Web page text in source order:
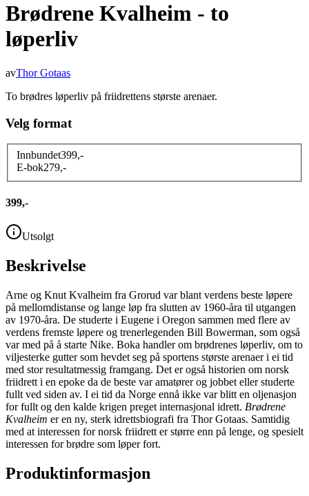
Brødrene Kvalheim - to
løperliv
avThor Gotaas
To brødres løperliv på friidrettens største arenaer.
Velg format
Innbundet399,-
E-bok279,-
399,-
Utsolgt
Beskrivelse
Arne og Knut Kvalheim fra Grorud var blant verdens beste løpere
på mellomdistanse og lange løp fra slutten av 1960-åra til utgangen
av 1970-åra. De studerte i Eugene i Oregon sammen med flere av
verdens fremste løpere og trenerlegenden Bill Bowerman, som også
var med på å starte Nike. Boka handler om brødrenes løperliv, om to
viljesterke gutter som hevdet seg på sportens største arenaer i ei tid
med stor resultatmessig framgang. Det er også historien om norsk
friidrett i en epoke da de beste var amatører og jobbet eller studerte
fullt ved siden av. I ei tid da Norge ennå ikke var blitt en oljenasjon
for fullt og den kalde krigen preget internasjonal idrett. Brødrene
Kvalheim er en ny, sterk idrettsbiografi fra Thor Gotaas. Samtidig
med at interessen for norsk friidrett er større enn på lenge, og spesielt
interessen for brødre som løper fort.
Produktinformasjon